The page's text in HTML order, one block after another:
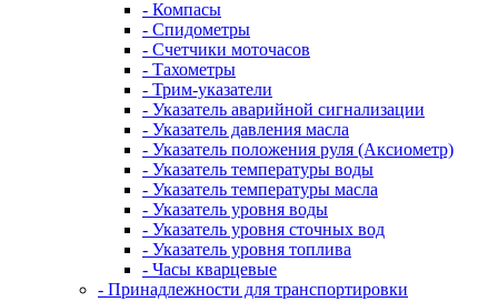
- Компасы
- Спидометры
- Счетчики моточасов
- Тахометры
- Трим-указатели
- Указатель аварийной сигнализации
- Указатель давления масла
- Указатель положения руля (Аксиометр)
- Указатель температуры воды
- Указатель температуры масла
- Указатель уровня воды
- Указатель уровня сточных вод
- Указатель уровня топлива
- Часы кварцевые
- Принадлежности для транспортировки